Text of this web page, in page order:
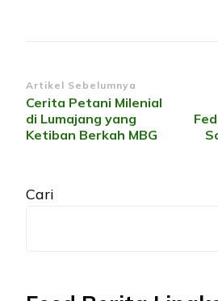
Navigasi
Artikel
Artikel Sebelumnya
Cerita Petani Milenial
di Lumajang yang
Ketiban Berkah MBG
Cari